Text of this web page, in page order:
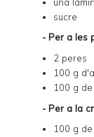
sucre
- Per a les
2 peres
100 g
100 g
- Per a la
100 g